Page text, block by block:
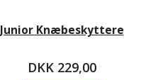
Junior Knæbeskyttere
DKK 229,00